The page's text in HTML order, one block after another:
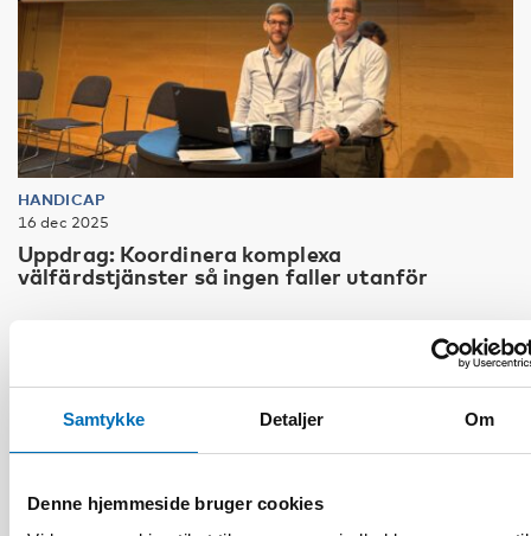
Samtykke Detaljer Om
Denne hjemmeside bruger cookies
HANDICAP
16 dec 2025
Uppdrag: Koordinera komplexa
välfärdstjänster så ingen faller utanför